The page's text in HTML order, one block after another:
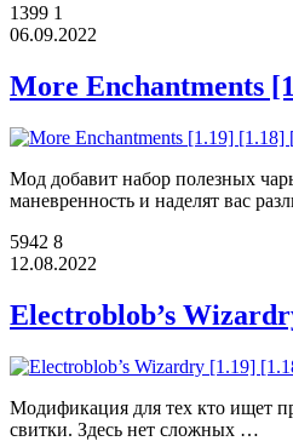
1399 1
06.09.2022
More Enchantments
Мод добавит набор полезных
маневренность и наделят вас
5942 8
12.08.2022
Electroblob’s
Модификация для тех кто ищет
свитки. Здесь нет сложных …